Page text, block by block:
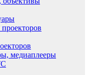
медиаплееры